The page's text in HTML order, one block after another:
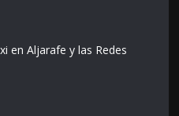
en Aljarafe y las Redes